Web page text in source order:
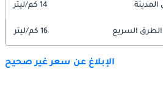
14 كم/ليتر
السريع 16 كم/ليتر
الإبلاغ عن سعر غير صحيح